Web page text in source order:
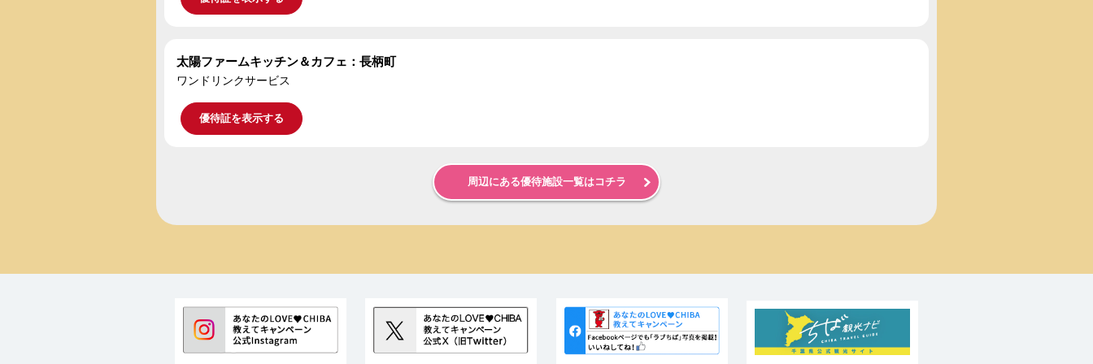
太陽ファームキッチン＆カフェ：長柄町
ワンドリンクサービス
優待証を表示する
周辺にある優待施設一覧はコチラ